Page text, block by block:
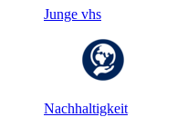
Junge vhs
Nachhaltigkeit